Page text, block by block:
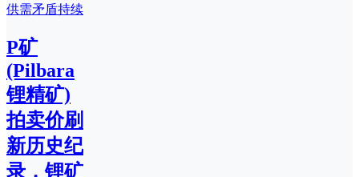
P矿
(Pilbara
锂精矿)
拍卖价刷
新历史纪
录，锂矿